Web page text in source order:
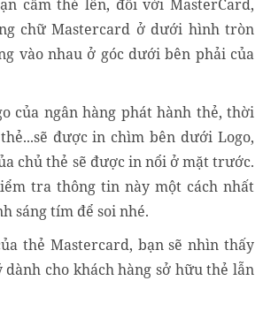
cầm thẻ lên, đối với MasterCard,
chữ Mastercard ở dưới hình tròn
vào nhau ở góc dưới bên phải của
của ngân hàng phát hành thẻ, thời
được in chìm bên dưới Logo,
chủ thẻ sẽ được in nổi ở mặt trước.
tra thông tin này một cách nhất
sáng tím để soi nhé.
thẻ Mastercard, bạn sẽ nhìn thấy
cho khách hàng sở hữu thẻ lẫn